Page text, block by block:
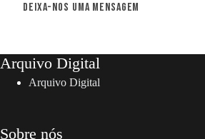
Deixa-nos uma mensagem
Arquivo Digital
Arquivo Digital
Sobre nós